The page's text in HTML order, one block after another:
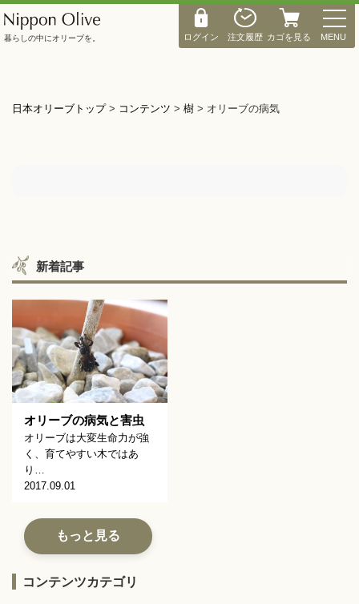
ログイン 注文履歴 カゴを見る
M
E
N
MENU
暮らしの中にオリーブを。
日本オリーブトップ> コンテンツ > 樹 > オリーブの病気
新着記事
オリーブの病気と害虫
オリーブは大変生命力が強
く、育てやすい木ではあ
り…
2017.09.01
もっと見る
コンテンツカテゴリ